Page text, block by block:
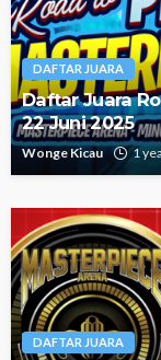
DAFTAR JUARA
Daftar Juara
22 Juni 2025
Wonge Kicau 1
DAFTAR JUARA